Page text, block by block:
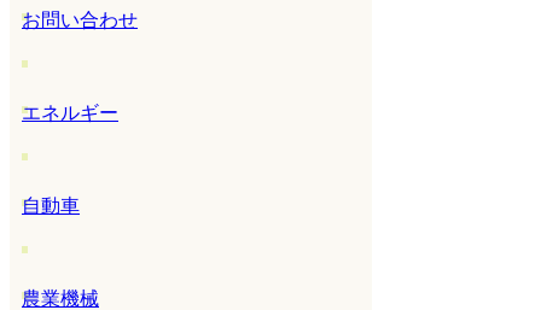
お問い合わせ
エネルギー
自動車
農業機械